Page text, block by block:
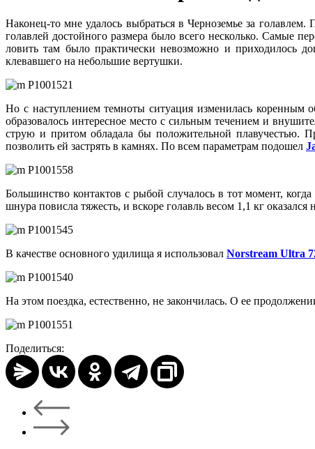
Наконец-то мне удалось выбраться в Черноземье за
голавлей достойного размера было всего несколько. Самые
ловить там было практически невозможно и приходилось
клевавшего на небольшие вертушки.
Но с наступлением темноты ситуация изменилась коренным
образовалось интересное место с сильным течением и
струю и притом обладала бы положительной плавучестью.
позволить ей застрять в камнях. По всем параметрам подошел
Большинство контактов с рыбой случалось в тот момент,
шнура повисла тяжесть, и вскоре голавль весом 1,1 кг оказался
В качестве основного удилища я использовал Norstream Ultra
На этом поездка, естественно, не закончилась. О ее
Поделиться: